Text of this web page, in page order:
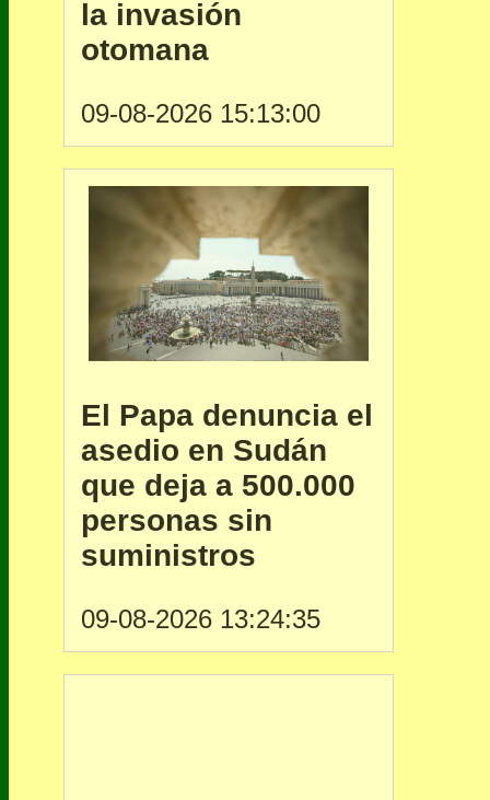
la invasión
otomana
09-08-2026 15:13:00
El Papa denuncia el
asedio en Sudán
que deja a 500.000
personas sin
suministros
09-08-2026 13:24:35